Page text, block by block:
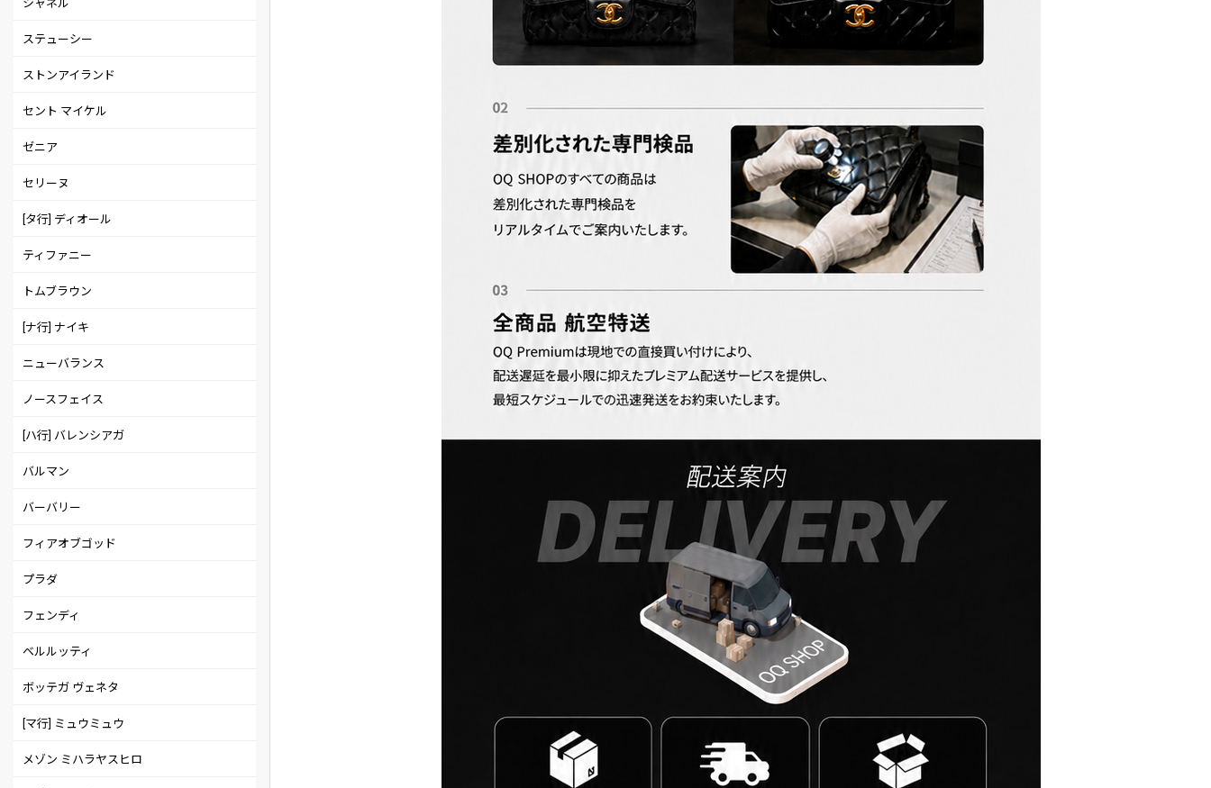
シャネル
ステューシー
ストンアイランド
セント マイケル
ゼニア
セリーヌ
[タ行] ディオール
ティファニー
トムブラウン
[ナ行] ナイキ
ニューバランス
ノースフェイス
[ハ行] バレンシアガ
バルマン
バーバリー
フィアオブゴッド
プラダ
フェンディ
ベルルッティ
ボッテガ ヴェネタ
[マ行] ミュウミュウ
メゾン ミハラヤスヒロ